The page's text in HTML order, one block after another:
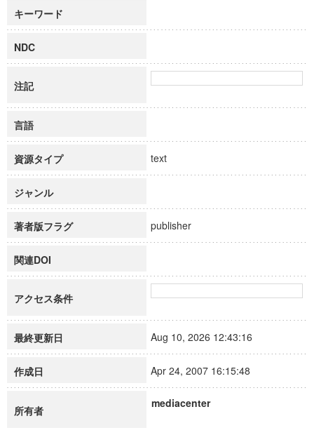
キーワード
NDC
注記
言語
資源タイプ text
ジャンル
著者版フラグ publisher
関連DOI
アクセス条件
最終更新日 Aug 10, 2026 12:43:16
作成日 Apr 24, 2007 16:15:48
所有者
mediacenter